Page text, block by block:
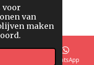
voor
van
maken
W
h
a
t
WhatsApp